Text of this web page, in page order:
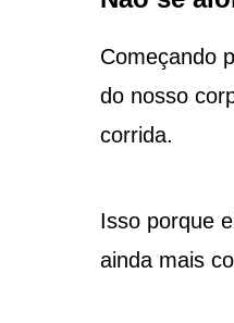
Começando
do nosso
corrida.
Isso porque
ainda mais